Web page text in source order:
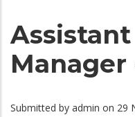
Assistant
Manager
Submitted by admin on 29